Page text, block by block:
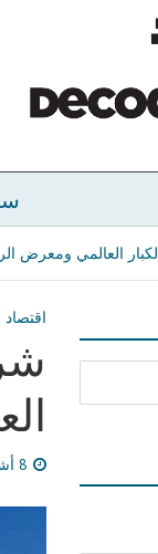
العالمي ومعرض
اقتصاد
8 أشهر مضى